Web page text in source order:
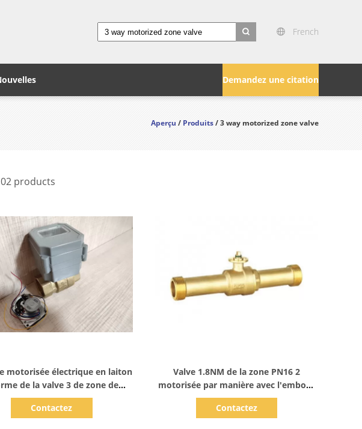
French
Demandez une citation
Aperçu/Produits/ 3 way motorized zone valve
products
motorisée électrique en laiton
de la valve 3 de zone de
contrôle de boule
Contactez
Valve 1.8NM de la zone PN16 2
motorisée par manière avec l'embout
fileté
Contactez